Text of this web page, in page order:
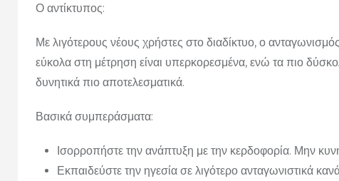
Ο αντίκτυπος:
Με λιγότερους νέους χρήστες στο διαδίκτυο, ο
εύκολα στη μέτρηση είναι υπερκορεσμένα, ενώ τα πιο
δυνητικά πιο αποτελεσματικά.
Βασικά συμπεράσματα:
Ισορροπήστε την ανάπτυξη με την κερδοφορία. Μην
Εκπαιδεύστε την ηγεσία σε λιγότερο ανταγωνιστικά